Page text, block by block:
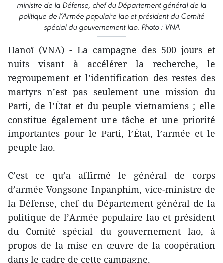
ministre de la Défense, chef du Département général de la
politique de l’Armée populaire lao et président du Comité
spécial du gouvernement lao. Photo : VNA
Hanoï (VNA) - La campagne des 500 jours et
nuits visant à accélérer la recherche, le
regroupement et l’identification des restes des
martyrs n’est pas seulement une mission du
Parti, de l’État et du peuple vietnamiens ; elle
constitue également une tâche et une priorité
importantes pour le Parti, l’État, l’armée et le
peuple lao.
C’est ce qu’a affirmé le général de corps
d’armée Vongsone Inpanphim, vice-ministre de
la Défense, chef du Département général de la
politique de l’Armée populaire lao et président
du Comité spécial du gouvernement lao, à
propos de la mise en œuvre de la coopération
dans le cadre de cette campagne.